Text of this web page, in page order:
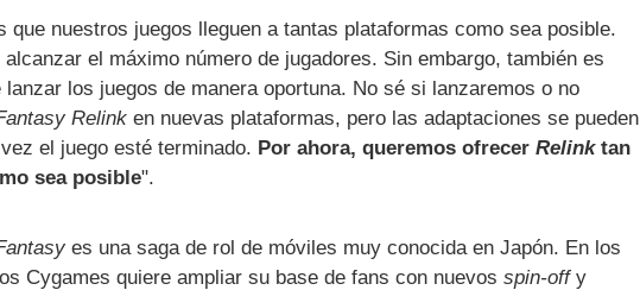
que nuestros juegos lleguen a tantas plataformas como sea posible.
alcanzar el máximo número de jugadores. Sin embargo, también es
lanzar los juegos de manera oportuna. No sé si lanzaremos o no
Relink en nuevas plataformas, pero las adaptaciones se pueden
el juego esté terminado. Por ahora, queremos ofrecer Relinktan
sea posible".
es una saga de rol de móviles muy conocida en Japón. En los
Cygames quiere ampliar su base de fans con nuevos spin-offy